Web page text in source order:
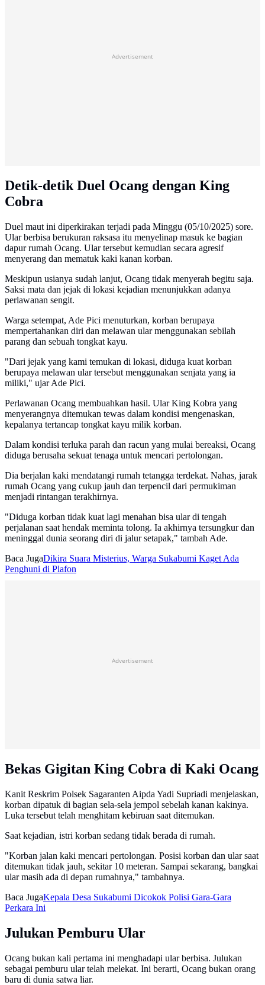
Advertisement
Detik-detik Duel Ocang dengan King
Cobra
Duel maut ini diperkirakan terjadi pada Minggu (05/10/2025) sore.
Ular berbisa berukuran raksasa itu menyelinap masuk ke bagian
dapur rumah Ocang. Ular tersebut kemudian secara agresif
menyerang dan mematuk kaki kanan korban.
Meskipun usianya sudah lanjut, Ocang tidak menyerah begitu saja.
Saksi mata dan jejak di lokasi kejadian menunjukkan adanya
perlawanan sengit.
Warga setempat, Ade Pici menuturkan, korban berupaya
mempertahankan diri dan melawan ular menggunakan sebilah
parang dan sebuah tongkat kayu.
"Dari jejak yang kami temukan di lokasi, diduga kuat korban
berupaya melawan ular tersebut menggunakan senjata yang ia
miliki," ujar Ade Pici.
Perlawanan Ocang membuahkan hasil. Ular King Kobra yang
menyerangnya ditemukan tewas dalam kondisi mengenaskan,
kepalanya tertancap tongkat kayu milik korban.
Dalam kondisi terluka parah dan racun yang mulai bereaksi, Ocang
diduga berusaha sekuat tenaga untuk mencari pertolongan.
Dia berjalan kaki mendatangi rumah tetangga terdekat. Nahas, jarak
rumah Ocang yang cukup jauh dan terpencil dari permukiman
menjadi rintangan terakhirnya.
"Diduga korban tidak kuat lagi menahan bisa ular di tengah
perjalanan saat hendak meminta tolong. Ia akhirnya tersungkur dan
meninggal dunia seorang diri di jalur setapak," tambah Ade.
Baca JugaDikira Suara Misterius, Warga Sukabumi Kaget Ada
Penghuni di Plafon
Advertisement
Bekas Gigitan King Cobra di Kaki Ocang
Kanit Reskrim Polsek Sagaranten Aipda Yadi Supriadi menjelaskan,
korban dipatuk di bagian sela-sela jempol sebelah kanan kakinya.
Luka tersebut telah menghitam kebiruan saat ditemukan.
Saat kejadian, istri korban sedang tidak berada di rumah.
"Korban jalan kaki mencari pertolongan. Posisi korban dan ular saat
ditemukan tidak jauh, sekitar 10 meteran. Sampai sekarang, bangkai
ular masih ada di depan rumahnya," tambahnya.
Baca JugaKepala Desa Sukabumi Dicokok Polisi Gara-Gara
Perkara Ini
Julukan Pemburu Ular
Ocang bukan kali pertama ini menghadapi ular berbisa. Julukan
sebagai pemburu ular telah melekat. Ini berarti, Ocang bukan orang
baru di dunia satwa liar.